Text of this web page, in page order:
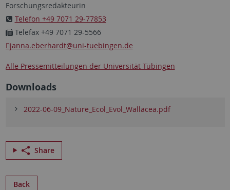
Forschungsredakteurin
Telefon +49 7071 29-77853
Telefax +49 7071 29-5566
janna.eberhardt@uni-tuebingen.de
Alle Pressemitteilungen der Universität Tübingen
Downloads
2022-06-09_Nature_Ecol_Evol_Wallacea.pdf
Share
Back